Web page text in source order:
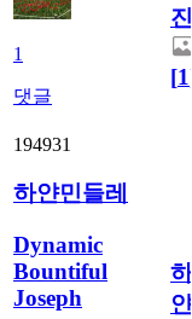
1
댓글
진
[1]
194931
하얀민들레
Dynamic
Bountiful
Joseph
하
얀